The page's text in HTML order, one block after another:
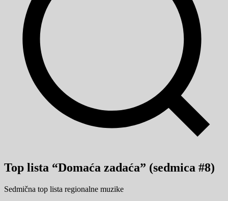
Top lista “Domaća zadaća” (sedmica #8)
Sedmična top lista regionalne muzike